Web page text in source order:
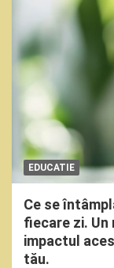
EDUCATIE
Ce se
fiecare zi.
impactul
tău.